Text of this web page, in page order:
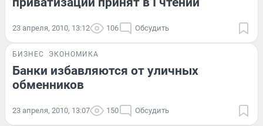
23 апреля, 2010, 13:12 106 Обсудить
БИЗНЕС ЭКОНОМИКА
Банки избавляются от уличных
обменников
23 апреля, 2010, 13:07 150 Обсудить